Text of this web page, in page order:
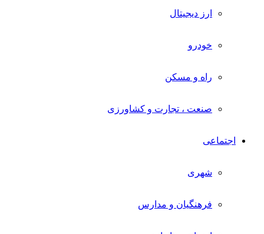
ارز دیجیتال
خودرو
راه و مسکن
صنعت ، تجارت و کشاورزی
اجتماعی
شهری
فرهنگیان و مدارس